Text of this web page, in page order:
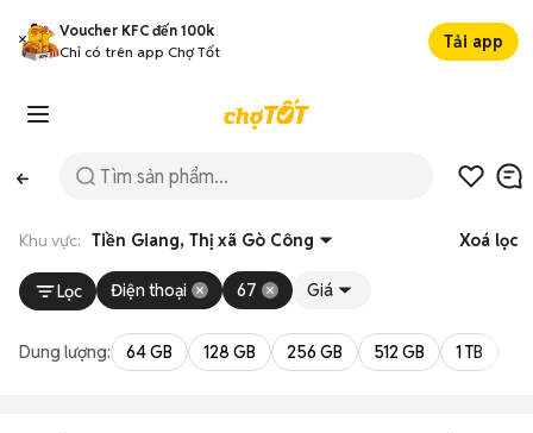
Voucher KFC đến 100k
Chỉ có trên app Chợ Tốt
Tải app
Khu vực: Tiền Giang, Thị xã Gò Công Xoá lọc
Lọc Điện thoại 67 Giá
Dung lượng: 64 GB 128 GB 256 GB 512 GB 1 TB